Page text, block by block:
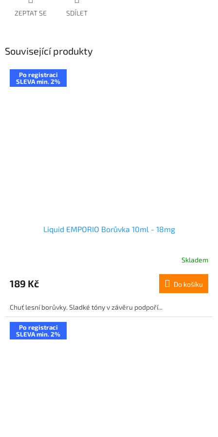
ZEPTAT SE SDÍLET
Související produkty
Po registraci
SLEVA min. 2%
Liquid EMPORIO Borůvka 10ml - 18mg
Skladem
189 Kč Do košíku
Chuť lesní borůvky. Sladké tóny v závěru podpoří...
Po registraci
SLEVA min. 2%